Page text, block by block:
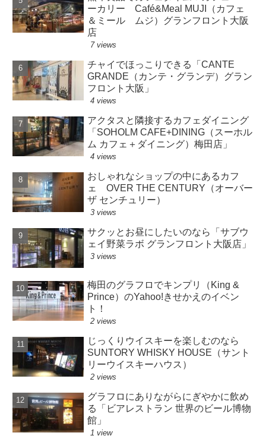
ーカリー Café&Meal MUJI（カフェ
＆ミール ムジ）グランフロント大阪
店
7 views
チャイでほっこりできる「CANTE
GRANDE（カンテ・グランデ）グラン
フロント大阪」
4 views
アクタスと隣接するカフェダイニング
「SOHOLM CAFE+DINING（スーホル
ム カフェ＋ダイニング）梅田店」
4 views
おしゃれなショップの中にあるカフ
ェ OVER THE CENTURY（オーバー
ザ センチュリー）
3 views
サクッとお昼にしたいのなら「サブウ
ェイ野菜ラボ グランフロント大阪店」
3 views
梅田のグラフロでキンプリ（King &
Prince）のYahoo!きせかえのイベン
ト！
2 views
じっくりウイスキーを楽しむのなら
SUNTORY WHISKY HOUSE（サント
リーウイスキーハウス）
2 views
グラフロにありながらにぎやかに飲め
る「ビアレストラン 世界のビール博物
館」
1 view